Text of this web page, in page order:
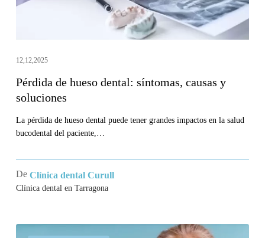
soluciones
12,12,2025
Pérdida de hueso dental: síntomas, causas y
soluciones
La pérdida de hueso dental puede tener grandes impactos en la salud
bucodental del paciente,…
De Clínica dental Curull
Clínica dental en Tarragona